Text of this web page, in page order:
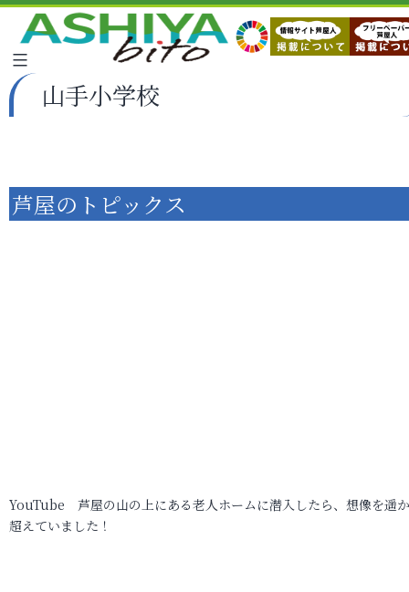
山手小学校
芦屋のトピックス
YouTube 芦屋の山の上にある老人ホームに潜入したら、想像を遥
超えていました！